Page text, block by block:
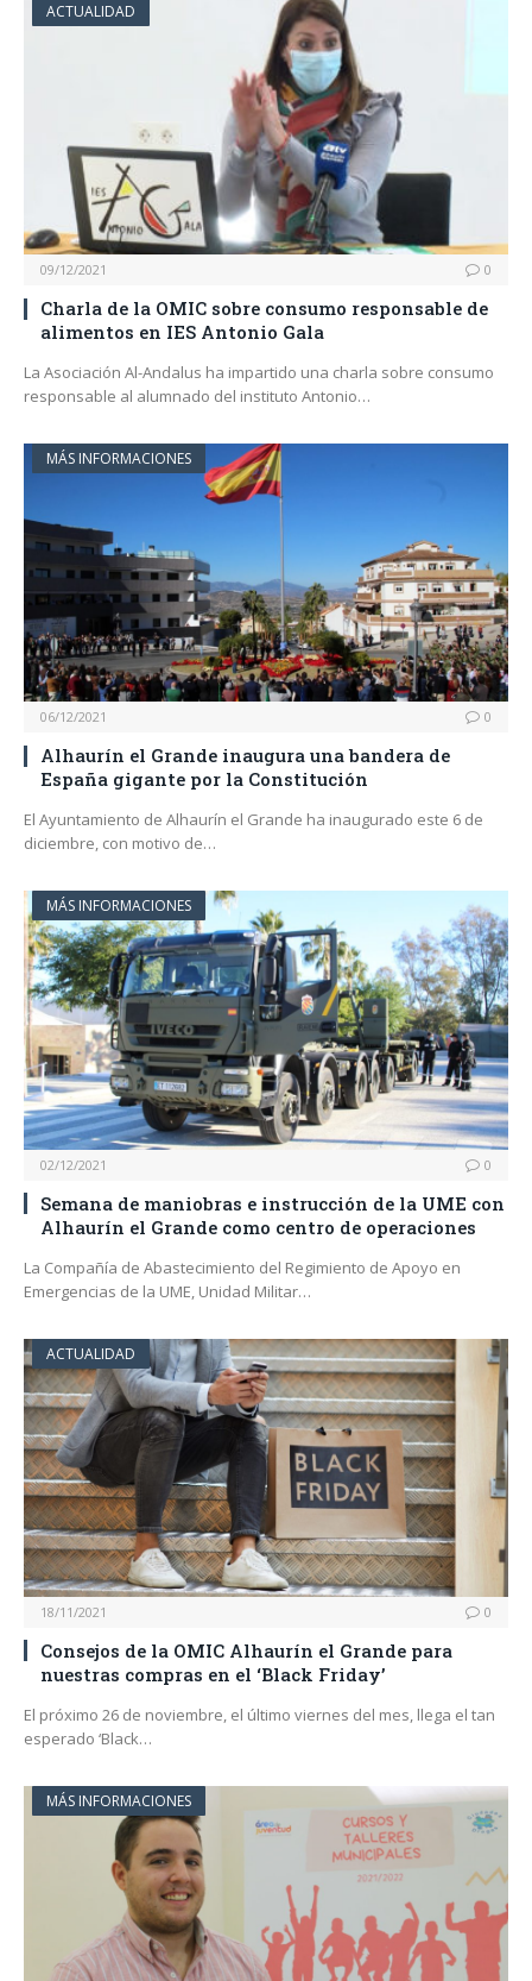
ACTUALIDAD
09/12/2021 0
Charla de la OMIC sobre consumo responsable de
alimentos en IES Antonio Gala
La Asociación Al-Andalus ha impartido una charla sobre consumo
responsable al alumnado del instituto Antonio…
MÁS INFORMACIONES
06/12/2021 0
Alhaurín el Grande inaugura una bandera de
España gigante por la Constitución
El Ayuntamiento de Alhaurín el Grande ha inaugurado este 6 de
diciembre, con motivo de…
MÁS INFORMACIONES
02/12/2021 0
Semana de maniobras e instrucción de la UME con
Alhaurín el Grande como centro de operaciones
La Compañía de Abastecimiento del Regimiento de Apoyo en
Emergencias de la UME, Unidad Militar…
ACTUALIDAD
18/11/2021 0
Consejos de la OMIC Alhaurín el Grande para
nuestras compras en el ‘Black Friday’
El próximo 26 de noviembre, el último viernes del mes, llega el tan
esperado ‘Black…
MÁS INFORMACIONES